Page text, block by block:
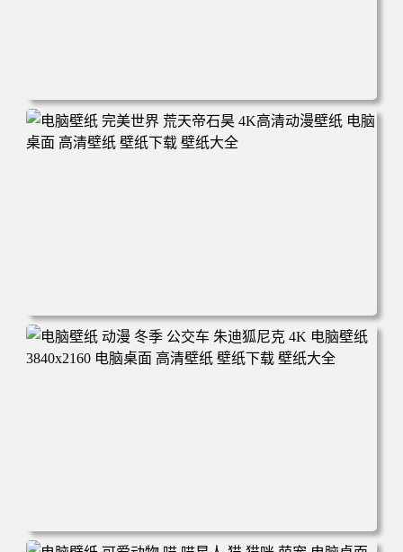
电脑壁纸 动漫 无限 罗小黑 罗小黑战记 罗小黑战记2 风息
鹿野师姐 电脑桌面 高清壁纸 壁纸下载 壁纸大全
电脑壁纸 完美世界 荒天帝石昊 4K高清动漫壁纸 电脑桌面
高清壁纸 壁纸下载 壁纸大全
电脑壁纸 动漫 冬季 公交车 朱迪狐尼克 4K 电脑壁纸 3840x2